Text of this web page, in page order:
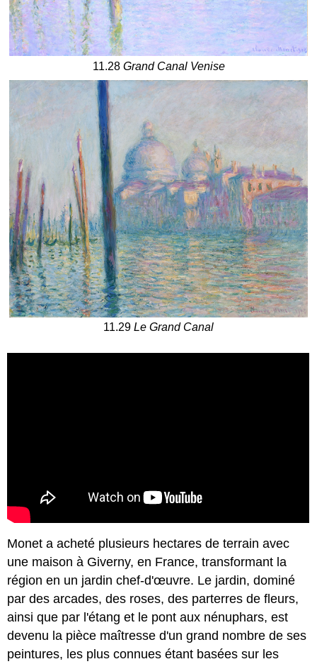
11.28 Grand Canal Venise
11.29 Le Grand Canal
Monet a acheté plusieurs hectares de terrain avec
une maison à Giverny, en France, transformant la
région en un jardin chef-d'œuvre. Le jardin, dominé
par des arcades, des roses, des parterres de fleurs,
ainsi que par l'étang et le pont aux nénuphars, est
devenu la pièce maîtresse d'un grand nombre de ses
peintures, les plus connues étant basées sur les